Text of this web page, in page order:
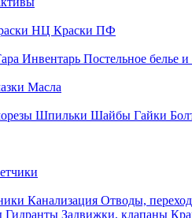
НЦ Краски ПФ
Инвентарь Постельное белье
Масла
Шпильки Шайбы Гайки
Канализация Отводы,
Гидранты Задвижки, клапаны